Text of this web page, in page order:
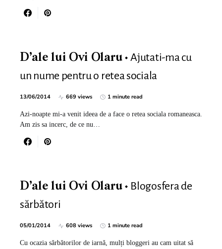
D’ale lui Ovi Olaru
Ajutati-ma cu
un nume pentru o retea sociala
13/06/2014 669 views 1 minute read
Azi-noapte mi-a venit ideea de a face o retea sociala romaneasca.
Am zis sa incerc, de ce nu…
D’ale lui Ovi Olaru
Blogosfera de
sărbători
05/01/2014 608 views 1 minute read
Cu ocazia sărbătorilor de iarnă, mulți bloggeri au cam uitat să